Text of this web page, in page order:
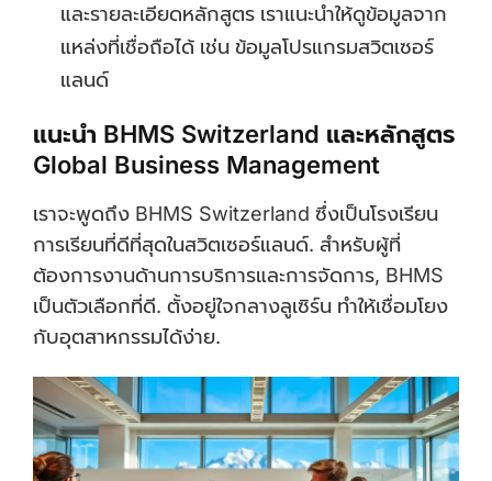
และรายละเอียดหลักสูตร เราแนะนำให้ดูข้อมูลจาก
แหล่งที่เชื่อถือได้ เช่น ข้อมูลโปรแกรมสวิตเซอร์
แลนด์
แนะนำ BHMS Switzerland และหลักสูตร
Global Business Management
เราจะพูดถึง BHMS Switzerland ซึ่งเป็นโรงเรียน
การเรียนที่ดีที่สุดในสวิตเซอร์แลนด์. สำหรับผู้ที่
ต้องการงานด้านการบริการและการจัดการ, BHMS
เป็นตัวเลือกที่ดี. ตั้งอยู่ใจกลางลูเซิร์น ทำให้เชื่อมโยง
กับอุตสาหกรรมได้ง่าย.